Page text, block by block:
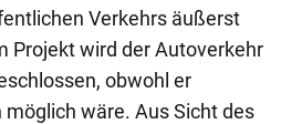
Verkehrs äußerst
Projekt wird der Autoverkehr
obwohl er
wäre. Aus Sicht des